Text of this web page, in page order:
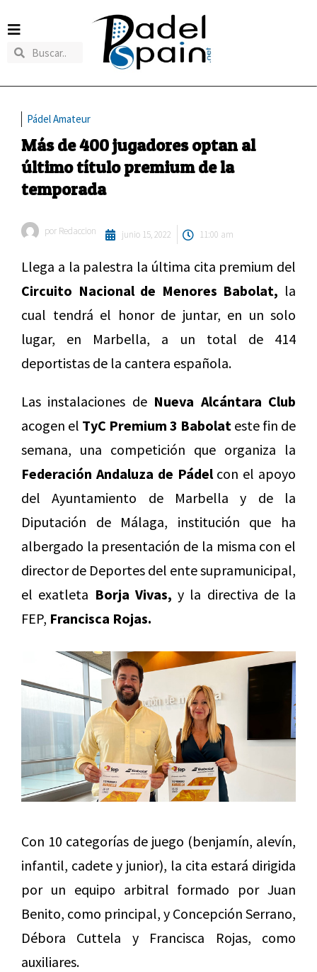
Pádel Amateur
Más de 400 jugadores optan al
último título premium de la
temporada
por Redaccion junio 15, 2022 11:00 am
Llega a la palestra la última cita premium del
Circuito Nacional de Menores Babolat, la
cual tendrá el honor de juntar, en un solo
lugar, en Marbella, a un total de 414
deportistas de la cantera española.
Las instalaciones de Nueva Alcántara Club
acogen el TyC Premium 3 Babolat este fin de
semana, una competición que organiza la
Federación Andaluza de Pádelcon el apoyo
del Ayuntamiento de Marbella y de la
Diputación de Málaga, institución que ha
albergado la presentación de la misma con el
director de Deportes del ente supramunicipal,
el exatleta Borja Vivas, y la directiva de la
FEP, Francisca Rojas.
Con 10 categorías de juego (benjamín, alevín,
infantil, cadete y junior), la cita estará dirigida
por un equipo arbitral formado por Juan
Benito, como principal, y Concepción Serrano,
Débora Cuttela y Francisca Rojas, como
auxiliares.